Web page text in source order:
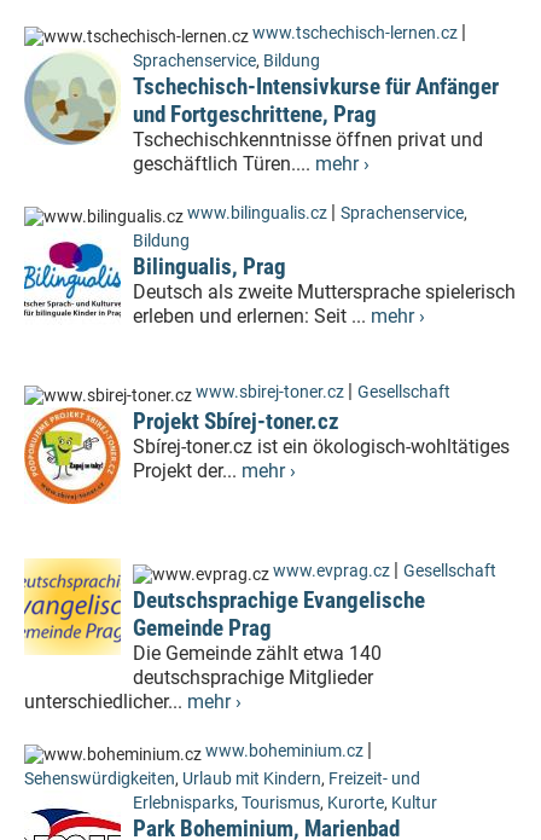
www.tschechisch-lernen.cz
Sprachenservice, Bildung
Tschechisch-Intensivkurse für Anfänger
und Fortgeschrittene, Prag
Tschechischkenntnisse öffnen privat und
geschäftlich Türen.... mehr ›
www.bilingualis.cz Sprachenservice,
Bildung
Bilingualis, Prag
Deutsch als zweite Muttersprache spielerisch
erleben und erlernen: Seit ... mehr ›
www.sbirej-toner.cz Gesellschaft
Projekt Sbírej-toner.cz
Sbírej-toner.cz ist ein ökologisch-wohltätiges
Projekt der... mehr ›
www.evprag.cz Gesellschaft
Deutschsprachige Evangelische
Gemeinde Prag
Die Gemeinde zählt etwa 140
deutschsprachige Mitglieder
unterschiedlicher... mehr ›
www.boheminium.cz
Sehenswürdigkeiten, Urlaub mit Kindern, Freizeit- und
Erlebnisparks, Tourismus, Kurorte, Kultur
Park Boheminium, Marienbad